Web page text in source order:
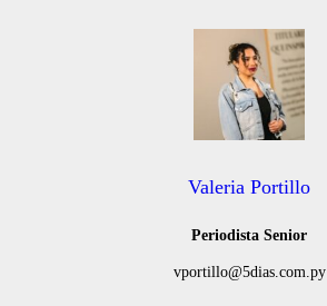
Valeria Portillo
Periodista Senior
vportillo@5dias.com.py